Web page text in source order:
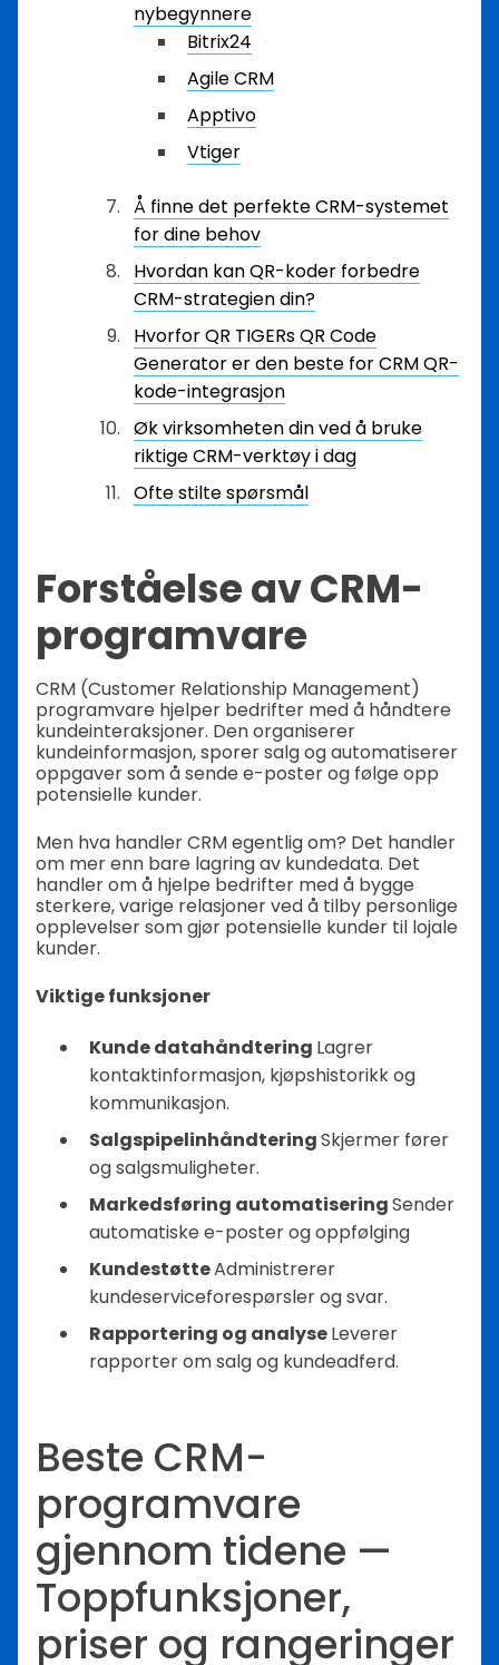
nybegynnere
Bitrix24
Agile CRM
Apptivo
Vtiger
Å finne det perfekte CRM-systemet
for dine behov
Hvordan kan QR-koder forbedre
CRM-strategien din?
Hvorfor QR TIGERs QR Code
Generator er den beste for CRM QR-
kode-integrasjon
Øk virksomheten din ved å bruke
riktige CRM-verktøy i dag
Ofte stilte spørsmål
Forståelse av CRM-
programvare
CRM (Customer Relationship Management)
programvare hjelper bedrifter med å håndtere
kundeinteraksjoner. Den organiserer
kundeinformasjon, sporer salg og automatiserer
oppgaver som å sende e-poster og følge opp
potensielle kunder.
Men hva handler CRM egentlig om? Det handler
om mer enn bare lagring av kundedata. Det
handler om å hjelpe bedrifter med å bygge
sterkere, varige relasjoner ved å tilby personlige
opplevelser som gjør potensielle kunder til lojale
kunder.
Viktige funksjoner
Kunde datahåndtering Lagrer
kontaktinformasjon, kjøpshistorikk og
kommunikasjon.
SalgspipelinhåndteringSkjermer fører
og salgsmuligheter.
Markedsføring automatiseringSender
automatiske e-poster og oppfølging
KundestøtteAdministrerer
kundeserviceforespørsler og svar.
Rapportering og analyseLeverer
rapporter om salg og kundeadferd.
Beste CRM-
programvare
gjennom tidene —
Toppfunksjoner,
priser og rangeringer